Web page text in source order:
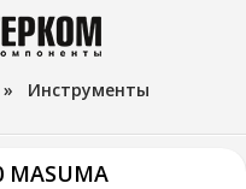
» Инструменты